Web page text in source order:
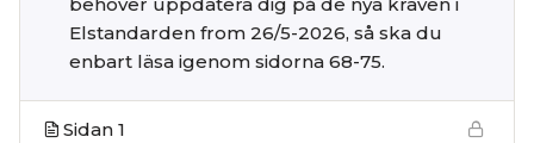
Elstandarden from 26/5-2026, så ska du
enbart läsa igenom sidorna 68-75.
Sidan 1